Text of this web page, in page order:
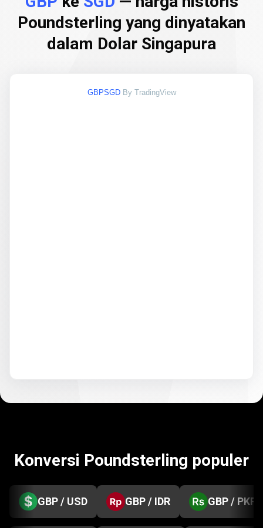
Poundsterling yang dinyatakan
dalam Dolar Singapura
GBPSGD By TradingView
Konversi Poundsterling populer
GBP / USD GBP / IDR GBP / PKR